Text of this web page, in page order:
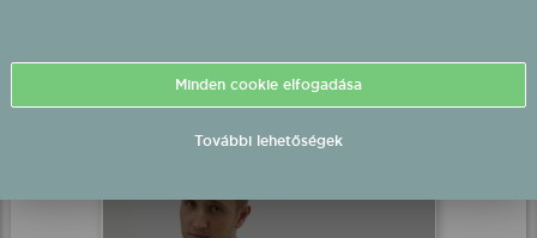
Részletek
Minden cookie elfogadása
További lehetőségek